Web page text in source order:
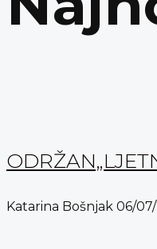
Katarina Bošnjak 06/